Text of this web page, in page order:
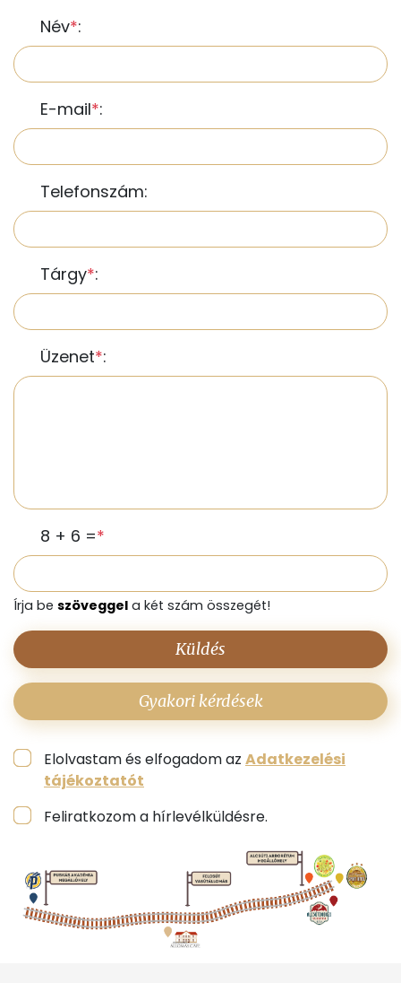
Név*:
E-mail*:
Telefonszám:
Tárgy*:
Üzenet*:
8 + 6 =*
Írja be szöveggel a két szám összegét!
Küldés
Gyakori kérdések
Elolvastam és elfogadom az Adatkezelési
tájékoztatót
Feliratkozom a hírlevélküldésre.